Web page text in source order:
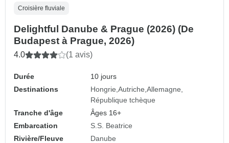
Croisière fluviale
Delightful Danube & Prague (2026) (De
Budapest à Prague, 2026)
4.0 (1 avis)
Durée
10 jours
Destinations
Hongrie Autriche Allemagne
République tchèque
Tranche d'âge
Âges 16+
Embarcation
S.S. Beatrice
Rivière/Fleuve
Danube